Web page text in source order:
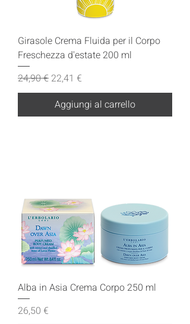
Girasole Crema Fluida per il Corpo
Freschezza d'estate 200 ml
Prezzo regolare
24,90 € Prezzo scontato
22,41 €
Aggiungi al carrello
Alba in Asia Crema Corpo 250 ml
Prezzo
26,50 €